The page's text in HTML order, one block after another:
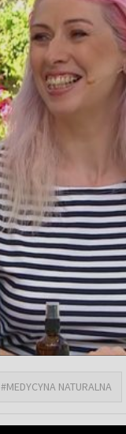
#MEDYCYNA NATURALNA